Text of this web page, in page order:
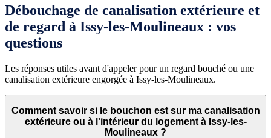
Débouchage de canalisation extérieure et
de regard à Issy-les-Moulineaux : vos
questions
Les réponses utiles avant d'appeler pour un regard bouché ou une
canalisation extérieure engorgée à Issy-les-Moulineaux.
Comment savoir si le bouchon est sur ma canalisation
extérieure ou à l'intérieur du logement à Issy-les-
Moulineaux ?